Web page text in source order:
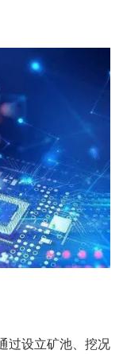
设立矿池、挖况